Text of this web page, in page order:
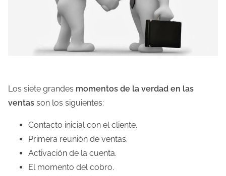
Los siete grandes momentos de la verdad en las
ventas son los siguientes:
Contacto inicial con el cliente.
Primera reunión de ventas.
Activación de la cuenta.
El momento del cobro.